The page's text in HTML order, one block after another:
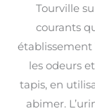
Tourville
courants
établissement
les odeurs
tapis, en
abimer.